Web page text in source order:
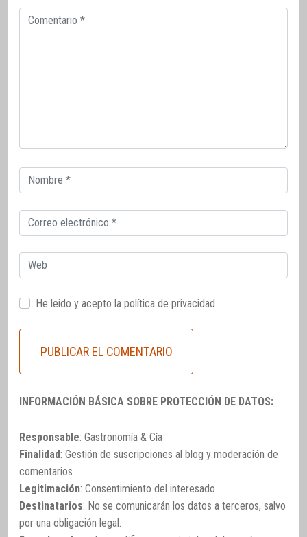
Comentario
Correo
electrónico
Correo
electrónico
Web
He leido y acepto la política de privacidad
INFORMACIÓN BÁSICA SOBRE PROTECCIÓN DE DATOS:
Responsable: Gastronomía & Cía
Finalidad: Gestión de suscripciones al blog y moderación de
comentarios
Legitimación: Consentimiento del interesado
Destinatarios: No se comunicarán los datos a terceros, salvo
por una obligación legal.